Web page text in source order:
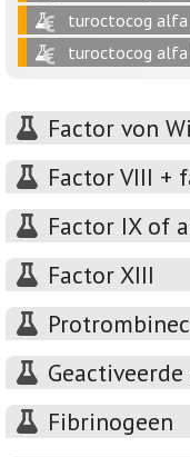
turoctocog
turoctocog
Factor von
Factor VIII +
Factor IX of
Factor XIII
Fibrinogeen